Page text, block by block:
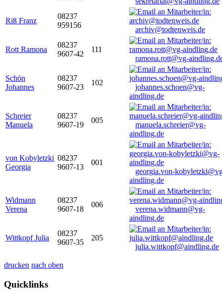
Riß Franz
08237
959156
archiv@todtenweis.de
Rott Ramona
08237
9607-42
111
ramona.rott@vg-
Schön
Johannes
08237
9607-23
102
johannes.schoen@vg-
aindling.de
Schreier
Manuela
08237
9607-19
005
manuela.schreier@vg-
aindling.de
von Kobyletzki
Georgia
08237
9607-13
001
georgia.von-
aindling.de
Widmann
Verena
08237
9607-18
006
verena.widmann@vg-
aindling.de
Wittkopf Julia
08237
9607-35
205
julia.wittkopf@aindling.de
drucken nach oben
Quicklinks